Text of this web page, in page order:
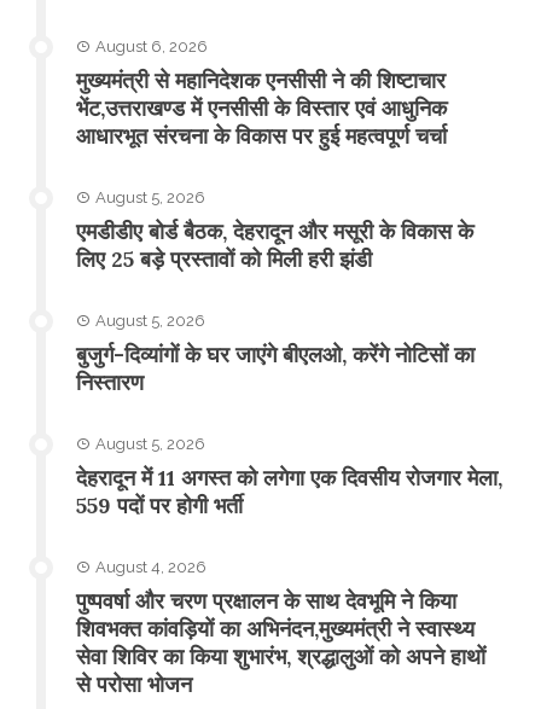
August 6, 2026
मुख्यमंत्री से महानिदेशक एनसीसी ने की शिष्टाचार
भेंट,उत्तराखण्ड में एनसीसी के विस्तार एवं आधुनिक
आधारभूत संरचना के विकास पर हुई महत्वपूर्ण चर्चा
August 5, 2026
एमडीडीए बोर्ड बैठक, देहरादून और मसूरी के विकास के
लिए 25 बड़े प्रस्तावों को मिली हरी झंडी
August 5, 2026
बुजुर्ग-दिव्यांगों के घर जाएंगे बीएलओ, करेंगे नोटिसों का
निस्तारण
August 5, 2026
​देहरादून में 11 अगस्त को लगेगा एक दिवसीय रोजगार मेला,
559 पदों पर होगी भर्ती
August 4, 2026
पुष्पवर्षा और चरण प्रक्षालन के साथ देवभूमि ने किया
शिवभक्त कांवड़ियों का अभिनंदन,मुख्यमंत्री ने स्वास्थ्य
सेवा शिविर का किया शुभारंभ, श्रद्धालुओं को अपने हाथों
से परोसा भोजन